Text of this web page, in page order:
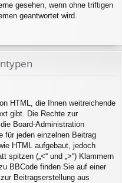
gesehen, wenn ohne triftigen
geantwortet wird.
HTML, die Ihnen weitreichende
gibt. Die Rechte zur
Board-Administration
für jeden einzelnen Beitrag
HTML aufgebaut, jedoch
spitzen („<“ und „>“) Klammern
BBCode finden Sie auf einer
Beitragserstellung aus